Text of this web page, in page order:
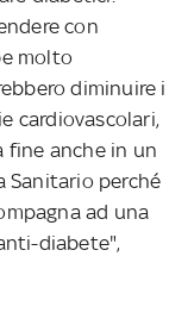
con
molto
diminuire i
cardiovascolari,
fine anche in un
Sanitario perché
ad una
diabete",